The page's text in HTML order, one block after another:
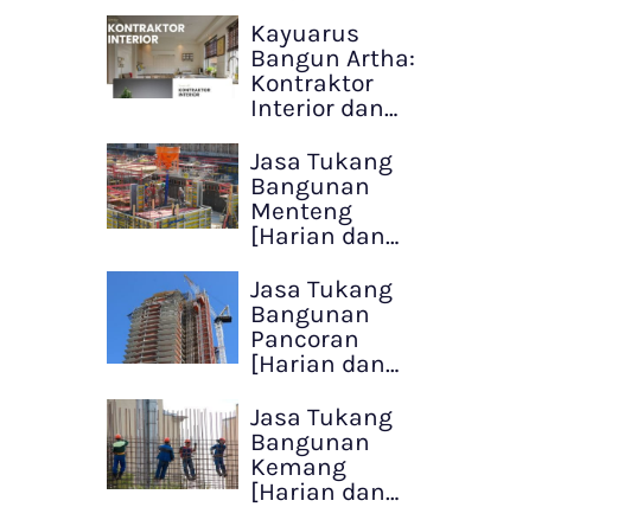
Kayuarus
Bangun Artha:
Kontraktor
Interior dan…
Jasa Tukang
Bangunan
Menteng
[Harian dan…
Jasa Tukang
Bangunan
Pancoran
[Harian dan…
Jasa Tukang
Bangunan
Kemang
[Harian dan…